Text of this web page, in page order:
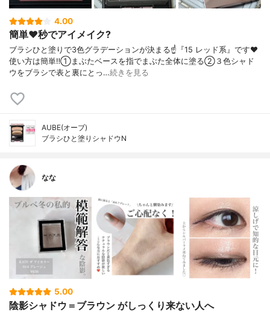
4.00
簡単❤️秒でアイメイク?
ブラシひと塗りで3色グラデーションが決まる☝️『15 レッド系』です❤️
使い方は簡単‼️①まぶたベースを指でまぶた全体に塗る②３色シャド
ウをブラシで表と裏にとっ…続きを見る
AUBE(オーブ)
ブラシひと塗りシャドウN
なな
5.00
陰影シャドウ＝ブラウン がしっくり来ない人へ